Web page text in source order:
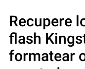
Recupere
flash
formatear